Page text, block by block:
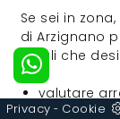
Se sei in
di Arzignano
locali che
valutare
Colombini
Privacy - Cookie